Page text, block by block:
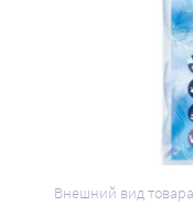
Внешний вид